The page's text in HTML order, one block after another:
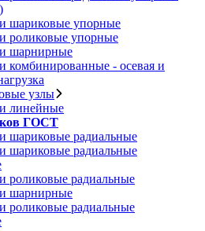
шариковые упорные
роликовые упорные
шарнирные
- осевая и
узлы
линейные
ГОСТ
шариковые радиальные
шариковые радиальные
радиальные
шарнирные
радиальные